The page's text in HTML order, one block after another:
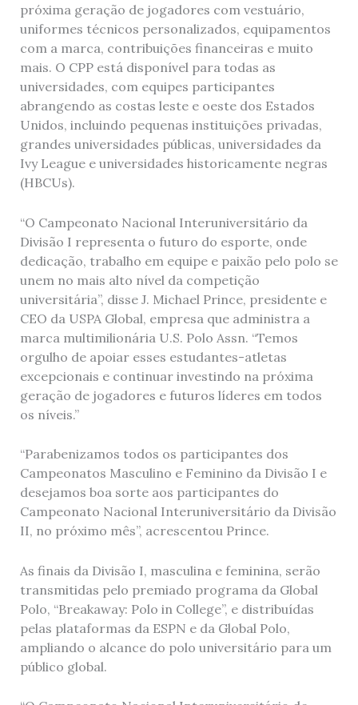
próxima geração de jogadores com vestuário,
uniformes técnicos personalizados, equipamentos
com a marca, contribuições financeiras e muito
mais. O CPP está disponível para todas as
universidades, com equipes participantes
abrangendo as costas leste e oeste dos Estados
Unidos, incluindo pequenas instituições privadas,
grandes universidades públicas, universidades da
Ivy League e universidades historicamente negras
(HBCUs).
“O Campeonato Nacional Interuniversitário da
Divisão I representa o futuro do esporte, onde
dedicação, trabalho em equipe e paixão pelo polo se
unem no mais alto nível da competição
universitária”, disse J. Michael Prince, presidente e
CEO da USPA Global, empresa que administra a
marca multimilionária U.S. Polo Assn. “Temos
orgulho de apoiar esses estudantes-atletas
excepcionais e continuar investindo na próxima
geração de jogadores e futuros líderes em todos
os níveis.”
“Parabenizamos todos os participantes dos
Campeonatos Masculino e Feminino da Divisão I e
desejamos boa sorte aos participantes do
Campeonato Nacional Interuniversitário da Divisão
II, no próximo mês”, acrescentou Prince.
As finais da Divisão I, masculina e feminina, serão
transmitidas pelo premiado programa da Global
Polo, “Breakaway: Polo in College”, e distribuídas
pelas plataformas da ESPN e da Global Polo,
ampliando o alcance do polo universitário para um
público global.